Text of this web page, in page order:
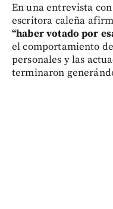
En una entrevista con
escritora caleña
“haber votado por
el comportamiento
personales y las
terminaron